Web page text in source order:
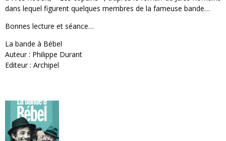
dans lequel figurent quelques membres de la fameuse bande…
Bonnes lecture et séance…
La bande à Bébel
Auteur : Philippe Durant
Editeur : Archipel